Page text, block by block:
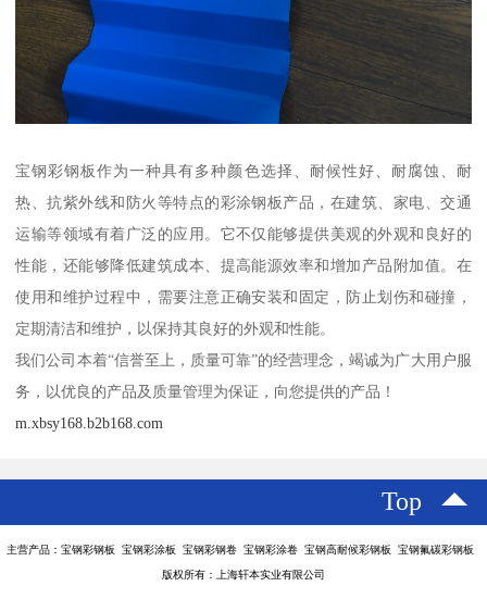
宝钢彩钢板作为一种具有多种颜色选择、耐候性好、耐腐蚀、耐
热、抗紫外线和防火等特点的彩涂钢板产品，在建筑、家电、交通
运输等领域有着广泛的应用。它不仅能够提供美观的外观和良好的
性能，还能够降低建筑成本、提高能源效率和增加产品附加值。在
使用和维护过程中，需要注意正确安装和固定，防止划伤和碰撞，
定期清洁和维护，以保持其良好的外观和性能。
我们公司本着“信誉至上，质量可靠”的经营理念，竭诚为广大用户服
务，以优良的产品及质量管理为保证，向您提供的产品！
m.xbsy168.b2b168.com
Top
主营产品：宝钢彩钢板 宝钢彩涂板 宝钢彩钢卷 宝钢彩涂卷 宝钢高耐候彩钢板 宝钢氟碳彩钢板
版权所有：上海轩本实业有限公司